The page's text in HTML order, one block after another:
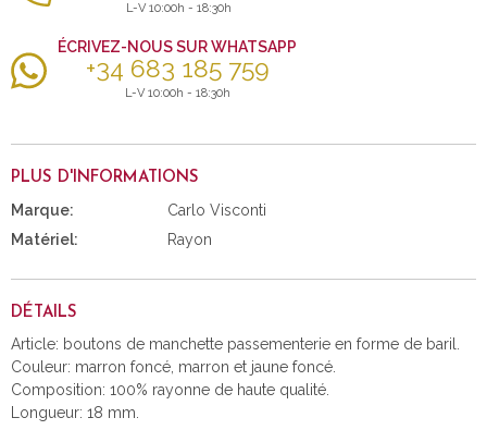
L-V 10:00h - 18:30h
ÉCRIVEZ-NOUS SUR WHATSAPP
+34 683 185 759
L-V 10:00h - 18:30h
PLUS D'INFORMATIONS
Marque:
Carlo Visconti
Matériel:
Rayon
DÉTAILS
Article: boutons de manchette passementerie en forme de baril.
Couleur: marron foncé, marron et jaune foncé.
Composition: 100% rayonne de haute qualité.
Longueur: 18 mm.